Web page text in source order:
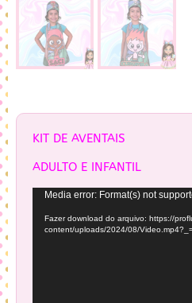
KIT DE AVENTAIS
ADULTO E INFANTIL
Tocador
de
vídeo
Media error: Format(s) not
Fazer download do arquivo: https://
content/uploads/2024/08/